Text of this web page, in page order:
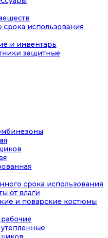
использования
и инвентарь
защитные
срока использования
от влаги
и поварские костюмы